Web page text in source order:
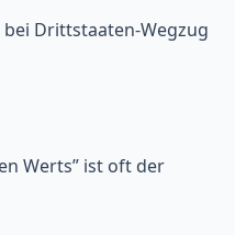
Drittstaaten-Wegzug
Werts” ist oft der